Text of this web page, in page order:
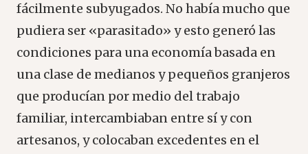
fácilmente subyugados. No había mucho que
pudiera ser «parasitado» y esto generó las
condiciones para una economía basada en
una clase de medianos y pequeños granjeros
que producían por medio del trabajo
familiar, intercambiaban entre sí y con
artesanos, y colocaban excedentes en el